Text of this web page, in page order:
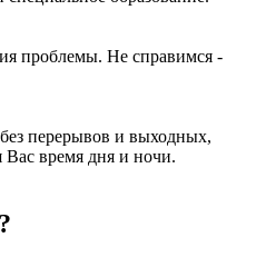
проблемы. Не справимся -
перерывов и выходных,
Вас время дня и ночи.